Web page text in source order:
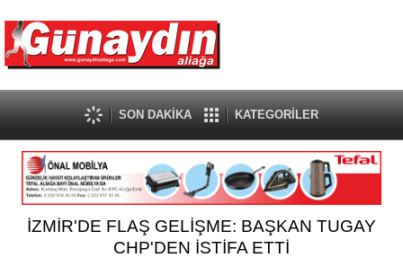
SON DAKİKA KATEGORİLER
İZMİR'DE FLAŞ GELİŞME: BAŞKAN TUGAY
CHP'DEN İSTİFA ETTİ